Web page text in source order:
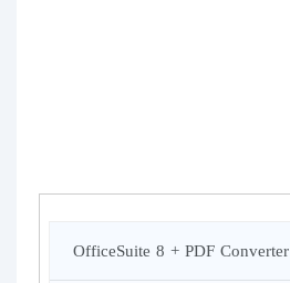
OfficeSuite 8 + PDF Converter